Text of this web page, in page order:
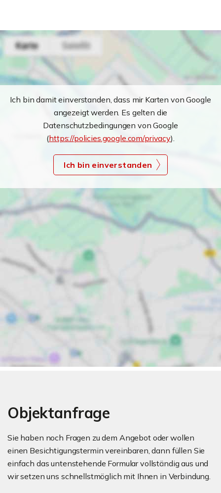
Ich bin damit einverstanden, dass mir Karten von Google
angezeigt werden. Es gelten die
Datenschutzbedingungen von Google
(https://policies.google.com/privacy).
Ich bin einverstanden
Objektanfrage
Sie haben noch Fragen zu dem Angebot oder wollen
einen Besichtigungstermin vereinbaren, dann füllen Sie
einfach das untenstehende Formular vollständig aus und
wir setzen uns schnellstmöglich mit Ihnen in Verbindung.